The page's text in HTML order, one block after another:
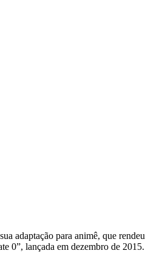
adaptação para animê, que rendeu
0”, lançada em dezembro de 2015.